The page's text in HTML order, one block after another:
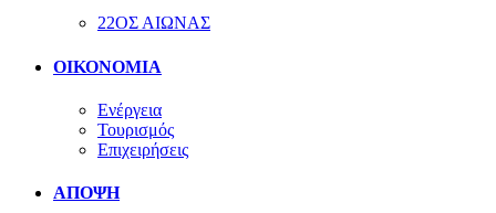
22ΟΣ ΑΙΩΝΑΣ
ΟΙΚΟΝΟΜΙΑ
Ενέργεια
Τουρισμός
Επιχειρήσεις
ΑΠΟΨΗ